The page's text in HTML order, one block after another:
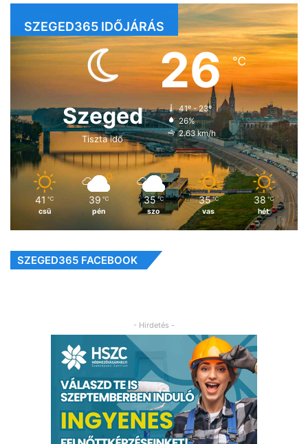
SZEGED365 IDŐJÁRÁS
Szeged
Tiszta idő
26℃
41º - 23º
26%
2.63 km/h
41 ℃
csü
39 ℃
pén
35 ℃
szo
35 ℃
vas
38 ℃
hét
SZEGED365 FACEBOOK
- Hirdetés -